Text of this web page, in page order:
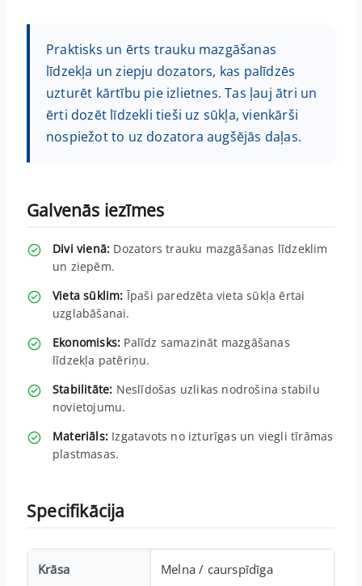
Praktisks un ērts trauku mazgāšanas
līdzekļa un ziepju dozators, kas palīdzēs
uzturēt kārtību pie izlietnes. Tas ļauj ātri un
ērti dozēt līdzekli tieši uz sūkļa, vienkārši
nospiežot to uz dozatora augšējās daļas.
Galvenās iezīmes
Divi vienā: Dozators trauku mazgāšanas līdzeklim
un ziepēm.
Vieta sūklim: Īpaši paredzēta vieta sūkļa ērtai
uzglabāšanai.
Ekonomisks: Palīdz samazināt mazgāšanas
līdzekļa patēriņu.
Stabilitāte: Neslīdošas uzlikas nodrošina stabilu
novietojumu.
Materiāls: Izgatavots no izturīgas un viegli tīrāmas
plastmasas.
Specifikācija
Krāsa Melna / caurspīdīga